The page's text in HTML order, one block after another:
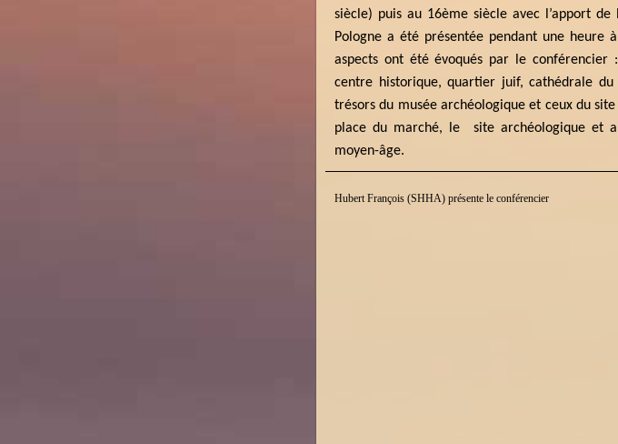
siècle) puis au 16ème siècle avec l’apport
Pologne a été présentée pendant une heure
aspects ont été évoqués par le conférencier
centre historique, quartier juif, cathédrale
trésors du musée archéologique et ceux du
place du marché, le
site archéologique et
moyen-âge.
Hubert François (SHHA) présente le conférencier